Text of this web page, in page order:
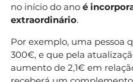
no início do ano é
extraordinário.
Por exemplo, uma pessoa
300€, e que pela
aumento de 2,1€ em